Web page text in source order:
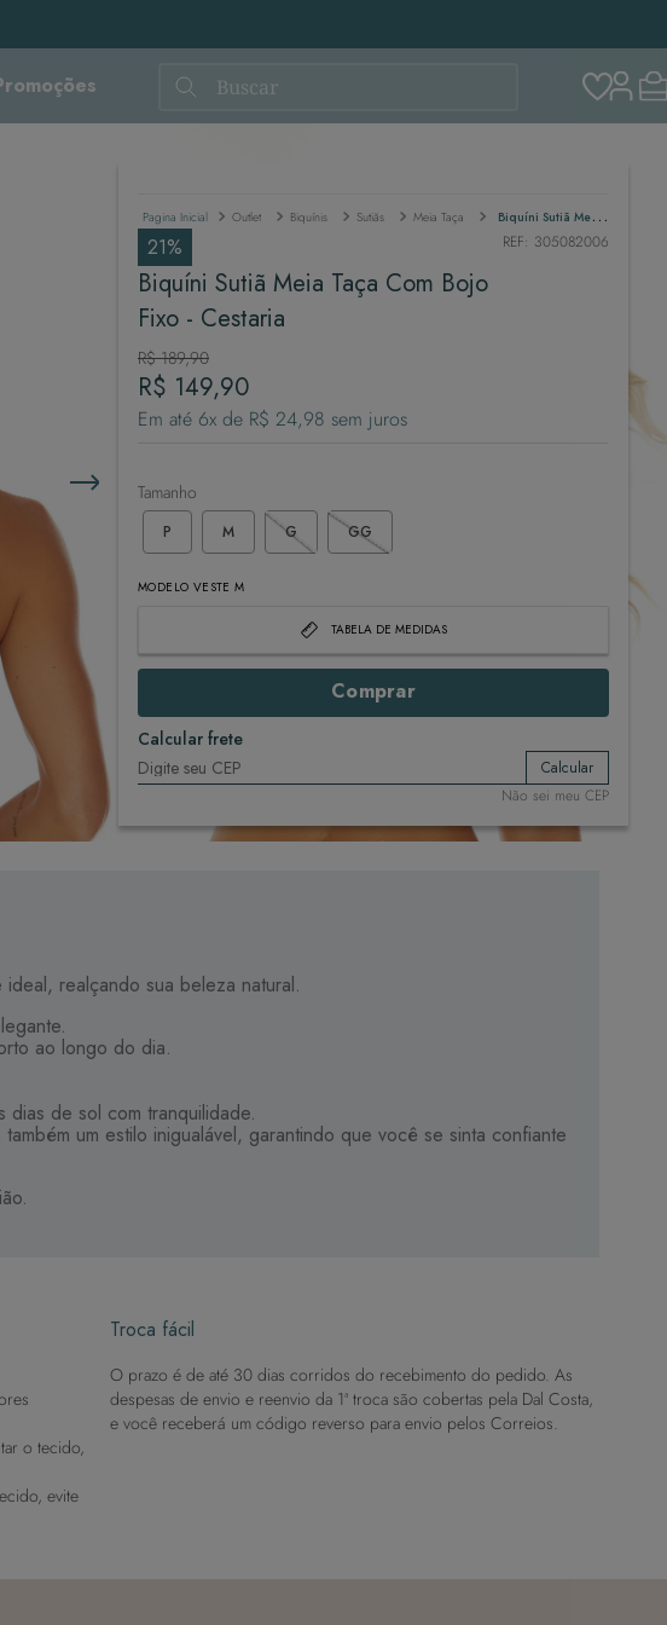
Buscar
Outlet Biquínis Sutiãs Meia Taça Biquíni Sutiã Meia Taça Com Bojo Fixo - Cestaria
21%
Biquíni Sutiã Meia Taça Com Bojo
Fixo - Cestaria
R$ 189,90
R$ 149,90
Em até 6x de R$ 24,98 sem juros
REF: 305082006
Tamanho
P M G GG
MODELO VESTE M
TABELA DE MEDIDAS
Comprar
Calcular frete
Calcular
Não sei meu CEP
realçando sua beleza natural.
ao longo do dia.
de sol com tranquilidade.
um estilo inigualável, garantindo que você se sinta confiante
o tecido,
evite
Troca fácil
O prazo é de até 30 dias corridos do recebimento do pedido. As
despesas de envio e reenvio da 1ª troca são cobertas pela Dal Costa,
e você receberá um código reverso para envio pelos Correios.